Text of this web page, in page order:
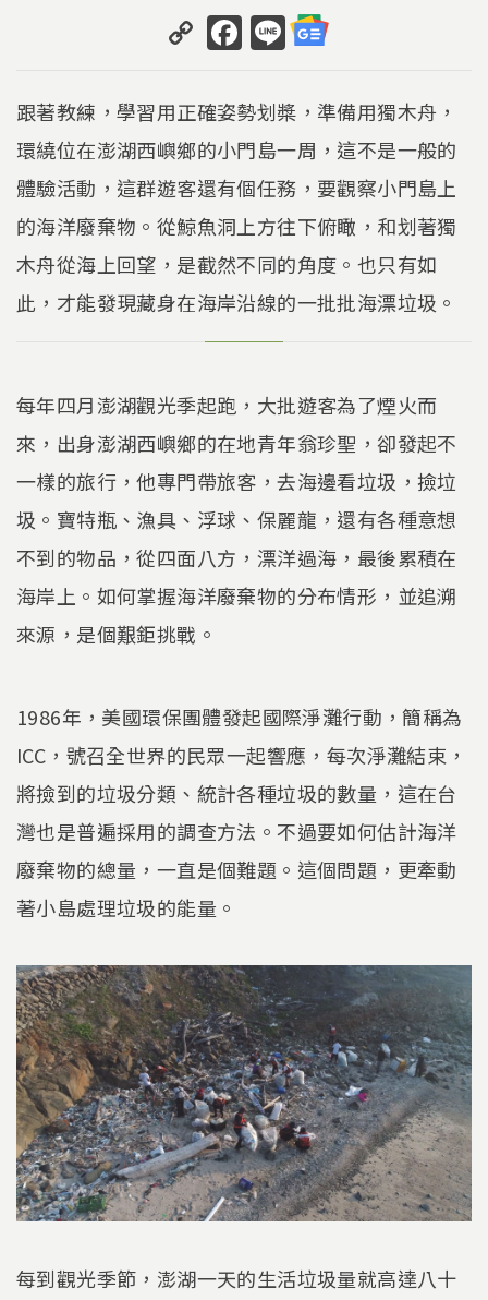
C
o
p
y
Li
n
k
F
a
c
e
b
o
o
k
Li
n
e
跟著教練，學習用正確姿勢划槳，準備用獨木舟，
環繞位在澎湖西嶼鄉的小門島一周，這不是一般的
體驗活動，這群遊客還有個任務，要觀察小門島上
的海洋廢棄物。從鯨魚洞上方往下俯瞰，和划著獨
木舟從海上回望，是截然不同的角度。也只有如
此，才能發現藏身在海岸沿線的一批批海漂垃圾。
每年四月澎湖觀光季起跑，大批遊客為了煙火而
來，出身澎湖西嶼鄉的在地青年翁珍聖，卻發起不
一樣的旅行，他專門帶旅客，去海邊看垃圾，撿垃
圾。寶特瓶、漁具、浮球、保麗龍，還有各種意想
不到的物品，從四面八方，漂洋過海，最後累積在
海岸上。如何掌握海洋廢棄物的分布情形，並追溯
來源，是個艱鉅挑戰。
1986年，美國環保團體發起國際淨灘行動，簡稱為
ICC，號召全世界的民眾一起響應，每次淨灘結束，
將撿到的垃圾分類、統計各種垃圾的數量，這在台
灣也是普遍採用的調查方法。不過要如何估計海洋
廢棄物的總量，一直是個難題。這個問題，更牽動
著小島處理垃圾的能量。
每到觀光季節，澎湖一天的生活垃圾量就高達八十